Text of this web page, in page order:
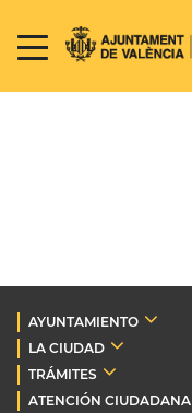
AYUNTAMIENTO
LA CIUDAD
TRÁMITES
ATENCIÓN CIUDADANA